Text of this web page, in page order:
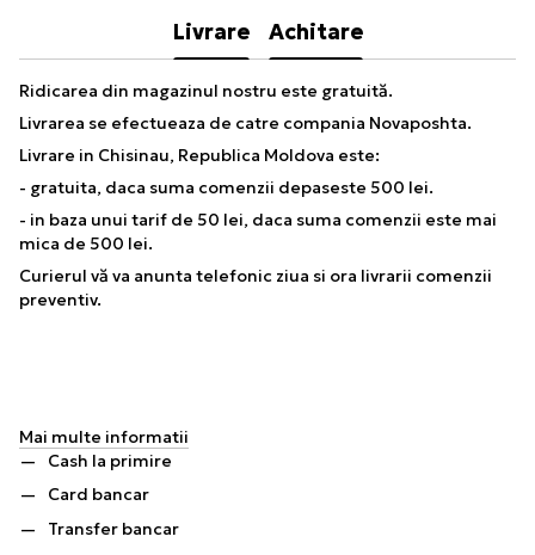
Livrare Achitare
Ridicarea din magazinul nostru este gratuită.
Livrarea se efectueaza de catre compania Novaposhta.
Livrare in Chisinau, Republica Moldova este:
- gratuita, daca suma comenzii depaseste 500 lei.
- in baza unui tarif de 50 lei, daca suma comenzii este mai
mica de 500 lei.
Curierul vă va anunta telefonic ziua si ora livrarii comenzii
preventiv.
Mai multe informatii
Cash la primire
Card bancar
Transfer bancar